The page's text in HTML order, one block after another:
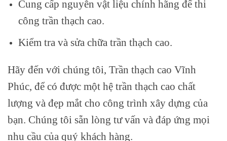
Cung cấp nguyên vật liệu chính hãng để thi
công trần thạch cao.
Kiểm tra và sửa chữa trần thạch cao.
Hãy đến với chúng tôi, Trần thạch cao Vĩnh
Phúc, để có được một hệ trần thạch cao chất
lượng và đẹp mắt cho công trình xây dựng của
bạn. Chúng tôi sẵn lòng tư vấn và đáp ứng mọi
nhu cầu của quý khách hàng.